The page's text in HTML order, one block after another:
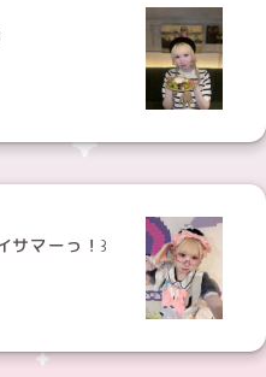
マーっ！꒱